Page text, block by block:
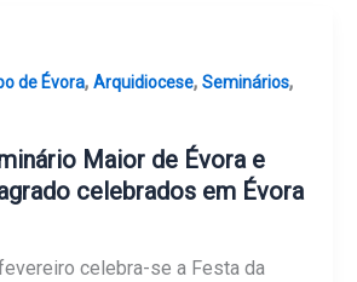
de Évora, Arquidiocese, Seminários,
Maior de Évora e
celebrados em Évora
celebra-se a Festa da